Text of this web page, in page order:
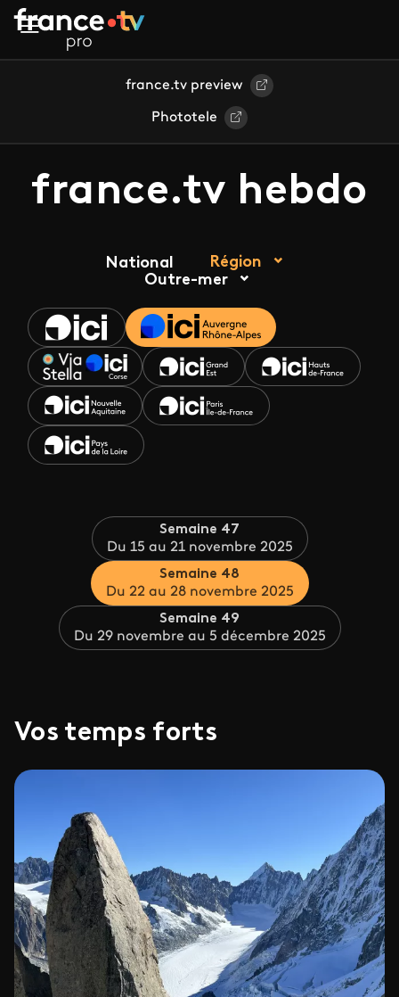
Aller au contenu principal
france.tv preview
Phototele
france.tv hebdo
National
Région
Outre-mer
Semaine 47
Du 15 au 21 novembre 2025
Semaine 48
Du 22 au 28 novembre 2025
Semaine 49
Du 29 novembre au 5 décembre 2025
Vos temps forts